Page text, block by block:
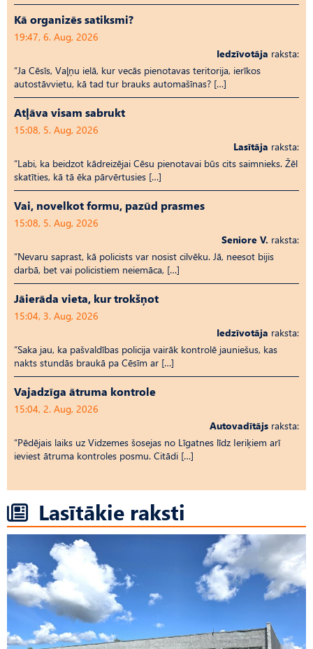
Kā organizēs satiksmi?
19:47, 6. Aug, 2026
Iedzīvotāja raksta:
“Ja Cēsīs, Vaļņu ielā, kur vecās pienotavas teritorija, ierīkos
autostāvvietu, kā tad tur brauks automašīnas? […]
Atļāva visam sabrukt
15:08, 5. Aug, 2026
Lasītāja raksta:
“Labi, ka beidzot kādreizējai Cēsu pienotavai būs cits saimnieks. Žēl
skatīties, kā tā ēka pārvērtusies […]
Vai, novelkot formu, pazūd prasmes
15:08, 5. Aug, 2026
Seniore V. raksta:
“Nevaru saprast, kā policists var nosist cilvēku. Jā, neesot bijis
darbā, bet vai policistiem neiemāca, […]
Jāierāda vieta, kur trokšņot
15:04, 3. Aug, 2026
Iedzīvotāja raksta:
“Saka jau, ka pašvaldības policija vairāk kontrolē jauniešus, kas
nakts stundās braukā pa Cēsīm ar […]
Vajadzīga ātruma kontrole
15:04, 2. Aug, 2026
Autovadītājs raksta:
“Pēdējais laiks uz Vid­ze­mes šosejas no Līgatnes līdz Ieriķiem arī
ieviest ātruma kontroles posmu. Citādi […]
Lasītākie raksti